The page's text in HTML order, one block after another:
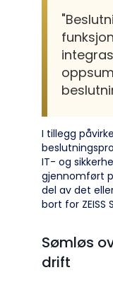
I tillegg
IT- og
gjennomført
del av det
bort for ZEISS
Sømløs
drift